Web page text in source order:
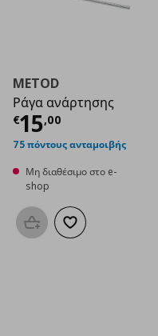
METOD
Ράγα ανάρτησης
€15,00
Τρέχουσα
75 πόντους ανταμοιβής
Μη διαθέσιμο στο e-
shop
Προσθήκη στο καλάθι
Προσθήκη στα